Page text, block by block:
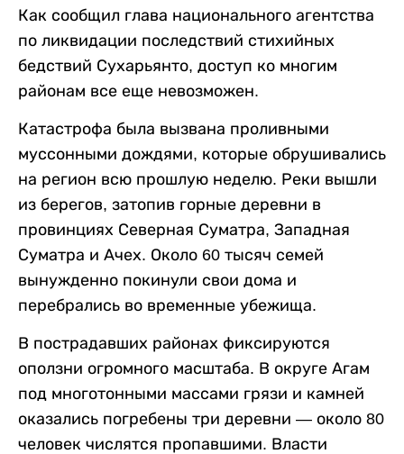
Как сообщил глава национального агентства
по ликвидации последствий стихийных
бедствий Сухарьянто, доступ ко многим
районам все еще невозможен.
Катастрофа была вызвана проливными
муссонными дождями, которые обрушивались
на регион всю прошлую неделю. Реки вышли
из берегов, затопив горные деревни в
провинциях Северная Суматра, Западная
Суматра и Ачех. Около 60 тысяч семей
вынужденно покинули свои дома и
перебрались во временные убежища.
В пострадавших районах фиксируются
оползни огромного масштаба. В округе Агам
под многотонными массами грязи и камней
оказались погребены три деревни — около 80
человек числятся пропавшими. Власти